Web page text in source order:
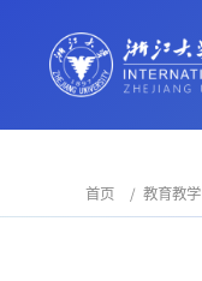
首页 教育教学